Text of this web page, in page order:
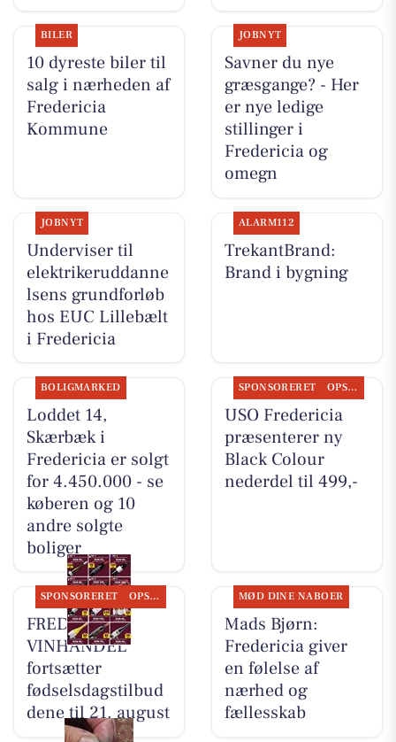
BILER
10 dyreste biler til
salg i nærheden af
Fredericia
Kommune
JOBNYT
Savner du nye
græsgange? - Her
er nye ledige
stillinger i
Fredericia og
omegn
JOBNYT
Underviser til
elektrikeruddanne
lsens grundforløb
hos EUC Lillebælt
i Fredericia
ALARM112
TrekantBrand:
Brand i bygning
BOLIGMARKED
Loddet 14,
Skærbæk i
Fredericia er solgt
for 4.450.000 - se
køberen og 10
andre solgte
boliger
SPONSORERET OPSLAGSTAVLEN
USO Fredericia
præsenterer ny
Black Colour
nederdel til 499,-
SPONSORERET OPSLAGSTAVLEN
FREDERICIA
VINHANDEL
fortsætter
fødselsdagstilbud
dene til 21. august
MØD DINE NABOER
Mads Bjørn:
Fredericia giver
en følelse af
nærhed og
fællesskab